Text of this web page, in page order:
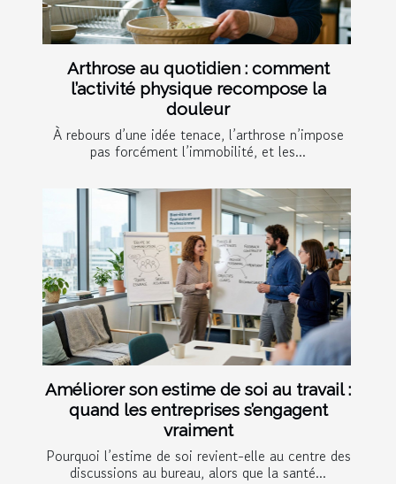
Arthrose au quotidien : comment
l’activité physique recompose la
douleur
À rebours d’une idée tenace, l’arthrose n’impose
pas forcément l’immobilité, et les...
Améliorer son estime de soi au travail :
quand les entreprises s’engagent
vraiment
Pourquoi l’estime de soi revient-elle au centre des
discussions au bureau, alors que la santé...